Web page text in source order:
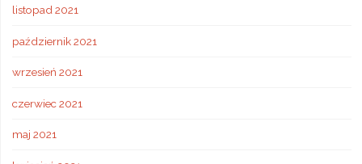
listopad 2021
październik 2021
wrzesień 2021
czerwiec 2021
maj 2021